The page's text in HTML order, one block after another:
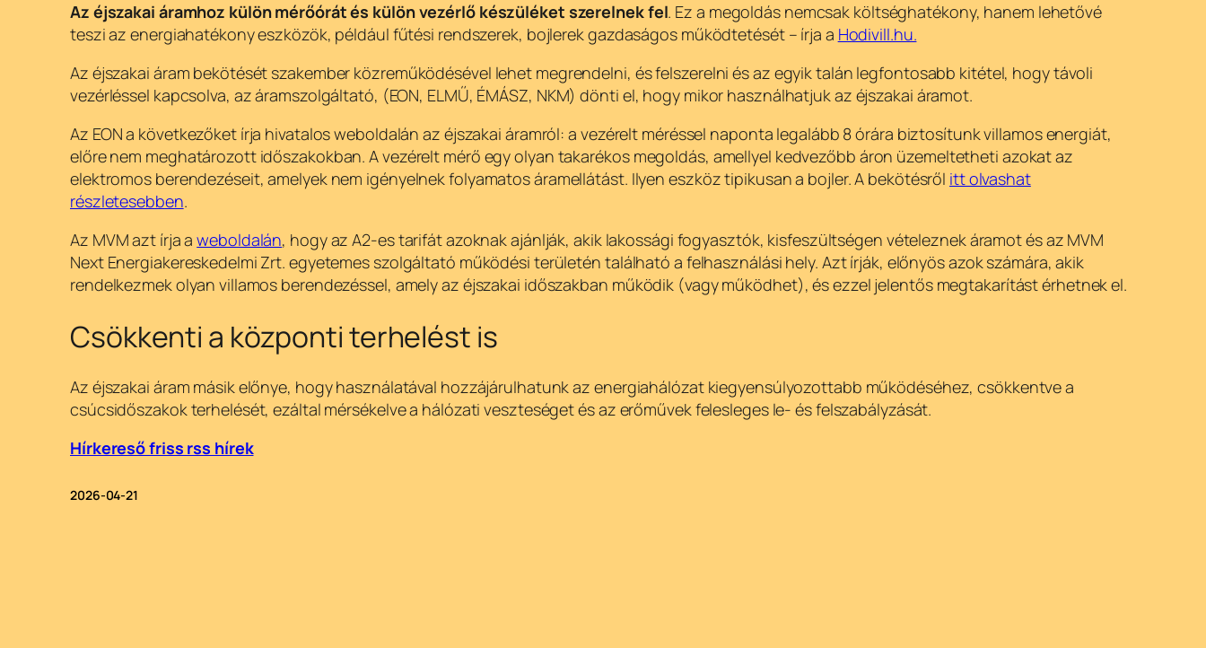
Az éjszakai áramhoz külön mérőórát és külön vezérlő készüléket szerelnek fel. Ez a megoldás nemcsak költséghatékony, hanem lehetővé
teszi az energiahatékony eszközök, például fűtési rendszerek, bojlerek gazdaságos működtetését – írja a Hodivill.hu.
Az éjszakai áram bekötését szakember közreműködésével lehet megrendelni, és felszerelni és az egyik talán legfontosabb kitétel, hogy távoli
vezérléssel kapcsolva, az áramszolgáltató, (EON, ELMŰ, ÉMÁSZ, NKM) dönti el, hogy mikor használhatjuk az éjszakai áramot.
Az EON a következőket írja hivatalos weboldalán az éjszakai áramról: a vezérelt méréssel naponta legalább 8 órára biztosítunk villamos energiát,
előre nem meghatározott időszakokban. A vezérelt mérő egy olyan takarékos megoldás, amellyel kedvezőbb áron üzemeltetheti azokat az
elektromos berendezéseit, amelyek nem igényelnek folyamatos áramellátást. Ilyen eszköz tipikusan a bojler. A bekötésről itt olvashat
részletesebben.
Az MVM azt írja aweboldalán, hogy az A2-es tarifát azoknak ajánlják, akik lakossági fogyasztók, kisfeszültségen vételeznek áramot és az MVM
Next Energiakereskedelmi Zrt. egyetemes szolgáltató működési területén található a felhasználási hely. Azt írják, előnyös azok számára, akik
rendelkezmek olyan villamos berendezéssel, amely az éjszakai időszakban működik (vagy működhet), és ezzel jelentős megtakarítást érhetnek el.
Csökkenti a központi terhelést is
Az éjszakai áram másik előnye, hogy használatával hozzájárulhatunk az energiahálózat kiegyensúlyozottabb működéséhez, csökkentve a
csúcsidőszakok terhelését, ezáltal mérsékelve a hálózati veszteséget és az erőművek felesleges le- és felszabályzását.
Hírkereső friss rss hírek
2026-04-21